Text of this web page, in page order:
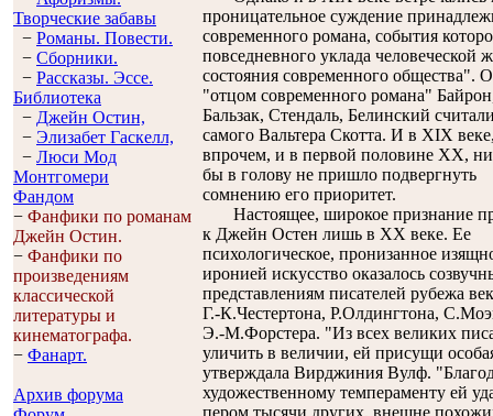
Творческие забавы
− Романы. Повести.
− Сборники.
− Рассказы. Эссe.
Библиотека
− Джейн Остин,
− Элизабет Гaскелл,
− Люси Мод
Монтгомери
Фандом
− Фанфики по романам
Джейн Остин.
− Фанфики по
произведениям
классической
литературы и
кинематографа.
− Фанарт.
Архив форума
проницательное суждение
современного романа, события
повседневного уклада человеческой
состояния современного общества".
"отцом современного романа"
Бальзак, Стендаль, Белинский
самого Вальтера Скотта. И в XIX
впрочем, и в первой половине XX,
бы в голову не пришло подвергнуть
сомнению его приоритет.
Настоящее, широкое признание
к Джейн Остен лишь в XX веке. Ее
психологическое, пронизанное
иронией искусство оказалось
представлениям писателей рубежа
Г.-К.Честертона, Р.Олдингтона,
Э.-М.Форстера. "Из всех великих
уличить в величии, ей присущи
утверждала Вирджиния Вулф.
художественному темпераменту ей
пером тысячи других, внешне